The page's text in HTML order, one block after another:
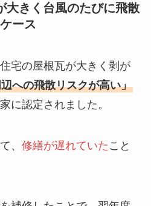
大きく台風のたびに飛散
ース
宅の屋根瓦が大きく剥が
への飛散リスクが高い」
に認定されました。
、 修繕が遅れていた こと